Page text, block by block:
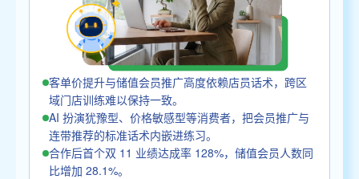
客单价提升与储值会员推广高度依赖店员话术，跨区
域门店训练难以保持一致。
AI 扮演犹豫型、价格敏感型等消费者，把会员推广与
连带推荐的标准话术内嵌进练习。
合作后首个双 11 业绩达成率 128%，储值会员人数同
比增加 28.1%。